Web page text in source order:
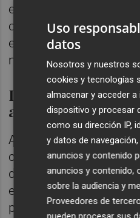
es inaceptable y lo
categóricamente. El
esfuerzos posibles
medidas", ha
Líderes mundiales
ataque
Ante esto, diversos
condenado el ataque.
de Estados Unidos ha
encuentra
preocupado" por "el
Uso
datos
Nosotros y nuestros
cookies y tecnologías
almacenar y acceder
dispositivo y procesar
como su dirección IP,
y datos de
anuncios y contenido
anuncios y contenido,
sobre la audiencia y
Proveedores de